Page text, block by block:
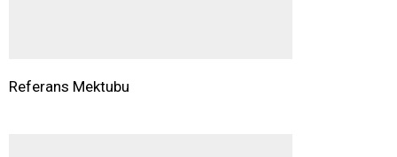
Referans Mektubu